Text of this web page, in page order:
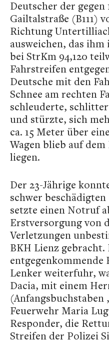
Deutscher der gegen
Gailtalstraße (B111)
Richtung
ausweichen, das
bei StrKm 94,120
Fahrstreifen
Deutsche mit den
Schnee am rechten
schleuderte,
und stürzte, sich
ca. 15 Meter über
Wagen blieb auf
liegen.
Der 23-Jährige
schwer
setzte einen Notruf
Erstversorgung von
Verletzungen
BKH Lienz gebracht.
entgegenkommende
Lenker weiterfuhr,
Dacia, mit einem
(Anfangsbuchstaben
Feuerwehr Maria
Responder, die
Streifen der Polizei